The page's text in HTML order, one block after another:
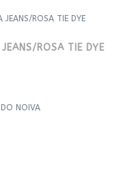
ROSA TIE DYE